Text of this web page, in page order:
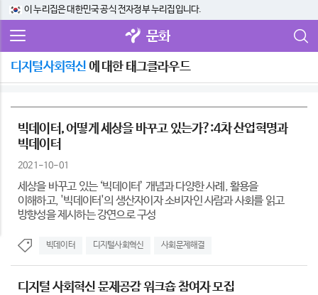
이 누리집은 대한민국 공식 전자정부 누리집입니다.
문화
디지털사회혁신 에 대한 태그클라우드
빅데이터, 어떻게 세상을 바꾸고 있는가?:4차 산업혁명과
빅데이터
2021-10-01
세상을 바꾸고 있는 ‘빅데이터’ 개념과 다양한 사례, 활용을
이해하고, '빅데이터'의 생산자이자 소비자인 사람과 사회를 읽고
방향성을 제시하는 강연으로 구성
빅데이터 디지털사회혁신 사회문제해결
디지털 사회혁신 문제공감 워크숍 참여자 모집